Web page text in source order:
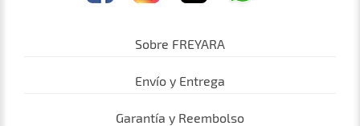
Sobre FREYARA
Envío y Entrega
Garantía y Reembolso